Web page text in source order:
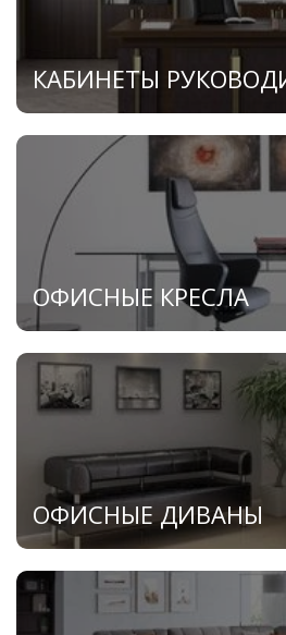
КАБИНЕТЫ
ОФИСНЫЕ КРЕСЛА
ОФИСНЫЕ ДИВАНЫ